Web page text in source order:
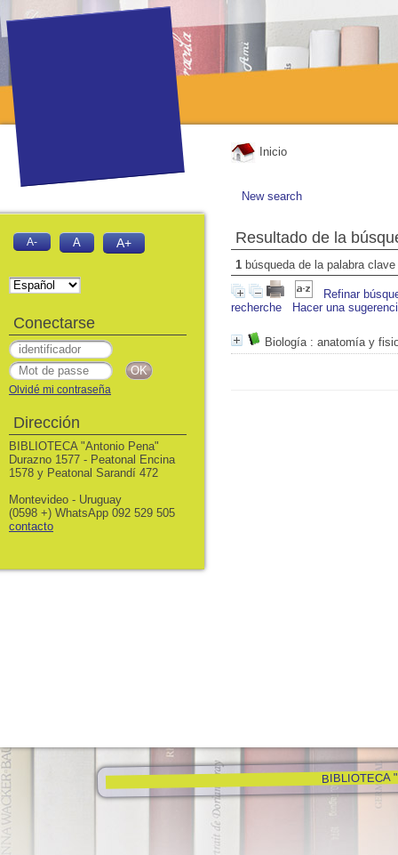
Inicio
New search
Resultado de la
1 búsqueda de la palabra clave
Refinar
recherche
Hacer una
Biología: anatomía y
BIBLIOTECA
A- A A+
Conectarse
Olvidé mi contraseña
Dirección
BIBLIOTECA "Antonio Pena"
Durazno 1577 - Peatonal Encina
1578 y Peatonal Sarandí 472
Montevideo - Uruguay
(0598 +) WhatsApp 092 529 505
contacto